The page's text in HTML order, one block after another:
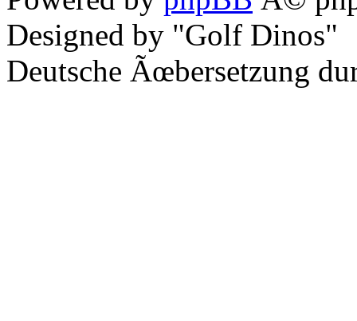
Designed by "Golf Dinos"
Deutsche Ãœbersetzung